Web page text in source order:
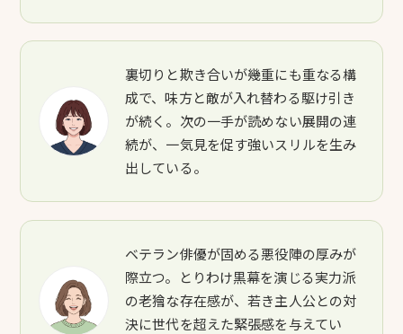
裏切りと欺き合いが幾重にも重なる構
成で、味方と敵が入れ替わる駆け引き
が続く。次の一手が読めない展開の連
続が、一気見を促す強いスリルを生み
出している。
ベテラン俳優が固める悪役陣の厚みが
際立つ。とりわけ黒幕を演じる実力派
の老獪な存在感が、若き主人公との対
決に世代を超えた緊張感を与えてい